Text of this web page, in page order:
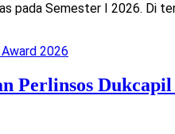
pada Semester I 2026. Di
Perlinsos